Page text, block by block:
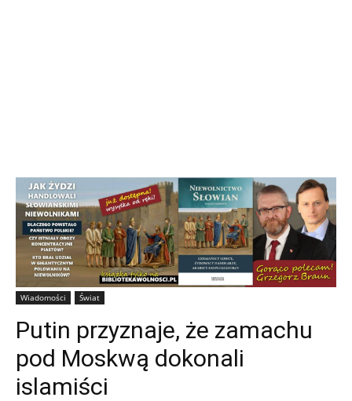
Wiadomości Świat
Putin przyznaje, że zamachu
pod Moskwą dokonali
islamiści